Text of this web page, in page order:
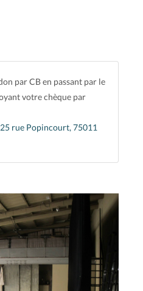
par CB en passant par le
votre chèque par
rue Popincourt, 75011